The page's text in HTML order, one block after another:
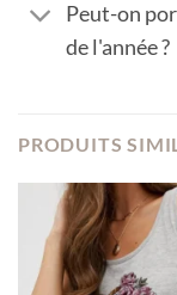
Peut-on
de l'année ?
PRODUITS